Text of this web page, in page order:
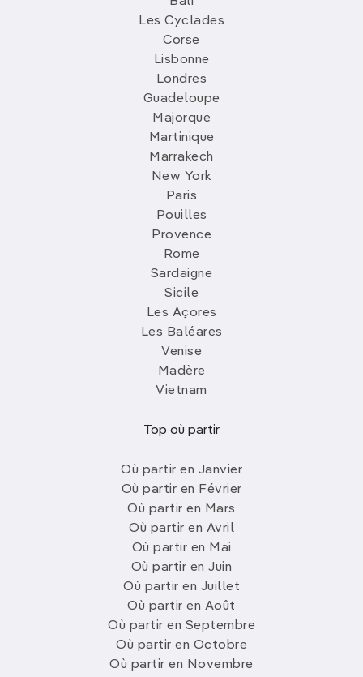
Les Cyclades
Corse
Lisbonne
Londres
Guadeloupe
Majorque
Martinique
Marrakech
New York
Paris
Pouilles
Provence
Rome
Sardaigne
Sicile
Les Açores
Les Baléares
Venise
Madère
Vietnam
Top où partir
Où partir en Janvier
Où partir en Février
Où partir en Mars
Où partir en Avril
Où partir en Mai
Où partir en Juin
Où partir en Juillet
Où partir en Août
Où partir en Septembre
Où partir en Octobre
Où partir en Novembre